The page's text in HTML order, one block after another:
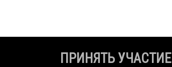
ПРИНЯТЬ УЧАСТИЕ